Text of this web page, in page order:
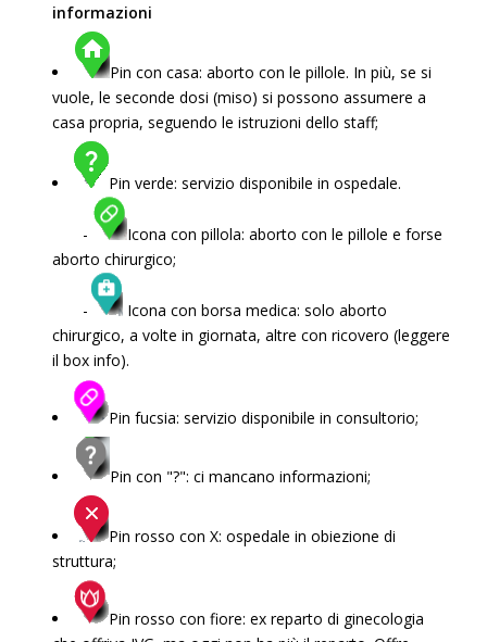
informazioni
Pin con casa: aborto con le pillole. In più, se si
vuole, le seconde dosi (miso) si possono assumere a
casa propria, seguendo le istruzioni dello staff;
Pin verde: servizio disponibile in ospedale.
-
Icona con pillola: aborto con le pillole e forse
aborto chirurgico;
-
Icona con borsa medica: solo aborto
chirurgico, a volte in giornata, altre con ricovero (leggere
il box info).
Pin fucsia: servizio disponibile in consultorio;
Pin con "?": ci mancano informazioni;
Pin rosso con X: ospedale in obiezione di
struttura;
Pin rosso con fiore: ex reparto di ginecologia